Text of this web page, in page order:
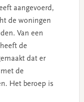
aangevoerd,
de woningen
Van een
de
dat er
de
Het beroep is